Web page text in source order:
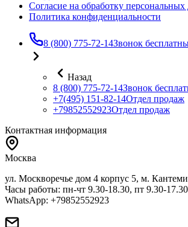
Согласие на обработку
Политика конфиденциальности
8 (800) 775-72-14Звонок
Назад
8 (800) 775-72-14Звонок
+7(495) 151-82-14Отдел продаж
+79852552923Отдел продаж
Контактная информация
Москва
ул. Москворечье дом 4 корпус 5, м.
Часы работы: пн-чт 9.30-18.30, пт 9.30-17.30
WhatsApp: +79852552923